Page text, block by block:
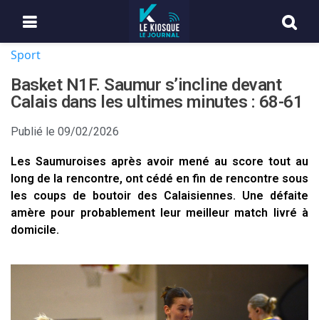
Sport
Basket N1F. Saumur s’incline devant
Calais dans les ultimes minutes : 68-61
Publié le 09/02/2026
Les Saumuroises après avoir mené au score tout au
long de la rencontre, ont cédé en fin de rencontre sous
les coups de boutoir des Calaisiennes. Une défaite
amère pour probablement leur meilleur match livré à
domicile.